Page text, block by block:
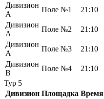
Дивизион
А
Поле №1 21:10
Дивизион
А
Поле №2 21:10
Дивизион
А
Поле №3 21:10
Дивизион
B
Поле №4 21:10
Тур 5
Дивизион Площадка Время